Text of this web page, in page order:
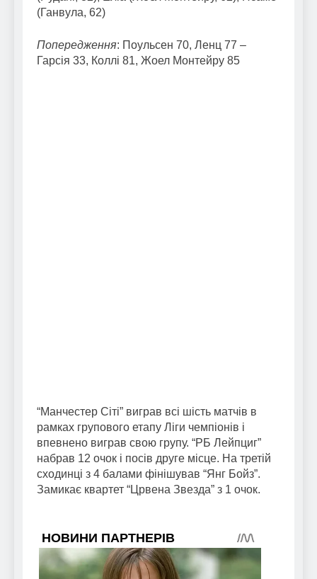
(Ганвула, 62)
Попередження: Поульсен 70, Ленц 77 –
Гарсія 33, Коллі 81, Жоел Монтейру 85
“Манчестер Сіті” виграв всі шість матчів в
рамках групового етапу Ліги чемпіонів і
впевнено виграв свою групу. “РБ Лейпциг”
набрав 12 очок і посів друге місце. На третій
сходинці з 4 балами фінішував “Янг Бойз”.
Замикає квартет “Црвена Звезда” з 1 очок.